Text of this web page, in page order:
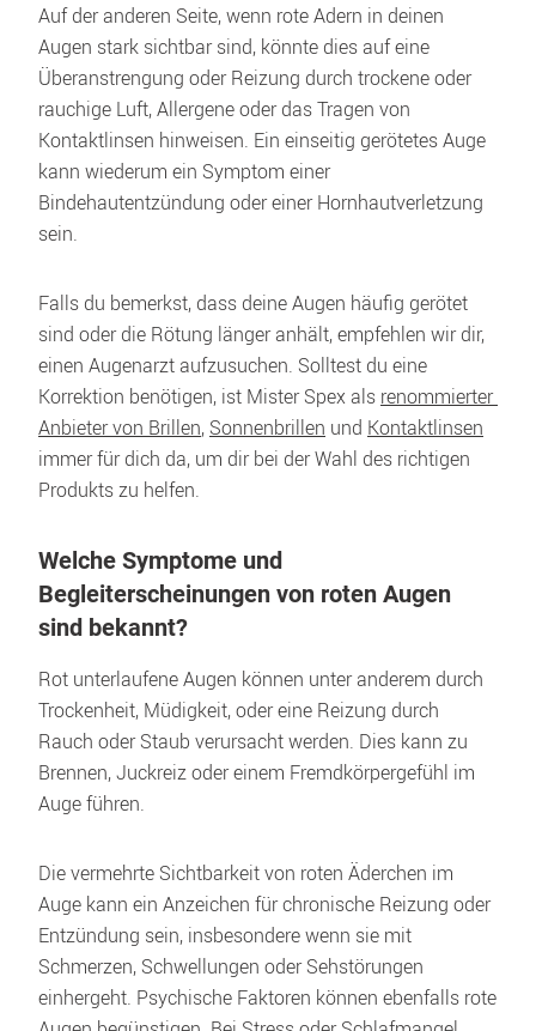
Auf der anderen Seite, wenn rote Adern in deinen
Augen stark sichtbar sind, könnte dies auf eine
Überanstrengung oder Reizung durch trockene oder
rauchige Luft, Allergene oder das Tragen von
Kontaktlinsen hinweisen. Ein einseitig gerötetes Auge
kann wiederum ein Symptom einer
Bindehautentzündung oder einer Hornhautverletzung
sein.
Falls du bemerkst, dass deine Augen häufig gerötet
sind oder die Rötung länger anhält, empfehlen wir dir,
einen Augenarzt aufzusuchen. Solltest du eine
Korrektion benötigen, ist Mister Spex als renommierter
Anbieter von Brillen, Sonnenbrillen und Kontaktlinsen
immer für dich da, um dir bei der Wahl des richtigen
Produkts zu helfen.
Welche Symptome und
Begleiterscheinungen von roten Augen
sind bekannt?
Rot unterlaufene Augen können unter anderem durch
Trockenheit, Müdigkeit, oder eine Reizung durch
Rauch oder Staub verursacht werden. Dies kann zu
Brennen, Juckreiz oder einem Fremdkörpergefühl im
Auge führen.
Die vermehrte Sichtbarkeit von roten Äderchen im
Auge kann ein Anzeichen für chronische Reizung oder
Entzündung sein, insbesondere wenn sie mit
Schmerzen, Schwellungen oder Sehstörungen
einhergeht. Psychische Faktoren können ebenfalls rote